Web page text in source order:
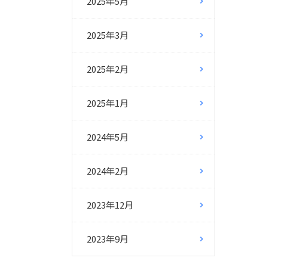
2025年3月
2025年2月
2025年1月
2024年5月
2024年2月
2023年12月
2023年9月